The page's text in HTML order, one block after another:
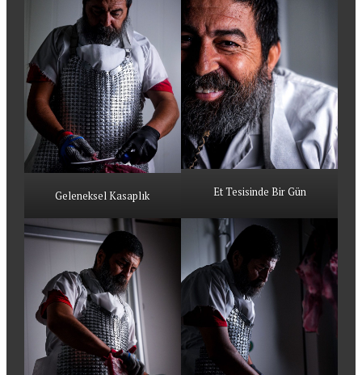
Geleneksel Kasaplık Et Tesisinde Bir Gün